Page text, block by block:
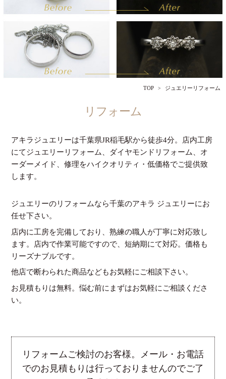
TOP ジュエリーリフォーム
リフォーム
アキラジュエリーは千葉県JR稲毛駅から徒歩4分。店内工房
にてジュエリーリフォーム、ダイヤモンドリフォーム、オ
ーダーメイド、修理をハイクオリティ・低価格でご提供致
します。
ジュエリーのリフォームなら千葉のアキラ ジュエリーにお
任せ下さい。
店内に工房を完備しており、熟練の職人が丁寧に対応致し
ます。店内で作業可能ですので、短納期にて対応。価格も
リーズナブルです。
他店で断わられた商品などもお気軽にご相談下さい。
お見積もりは無料。悩む前にまずはお気軽にご相談くださ
い。
リフォームご検討のお客様。メール・お電話
でのお見積もりは行っておりませんのでご了